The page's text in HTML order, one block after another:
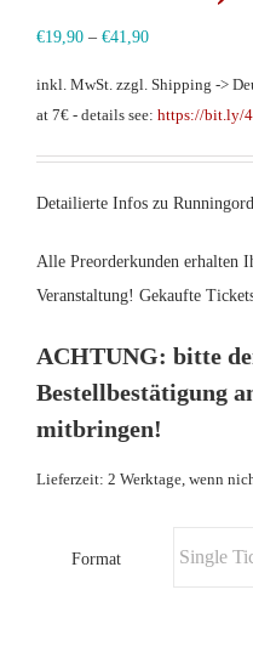
€19,90 – €41,90
inkl. MwSt. zzgl. Shipping ->
at 7€ - details see: https://bit.ly/
Detailierte Infos zu
Alle Preorderkunden erhalten
Veranstaltung! Gekaufte
ACHTUNG: bitte
Bestellbestätigung
mitbringen!
Lieferzeit: 2 Werktage, wenn
Format